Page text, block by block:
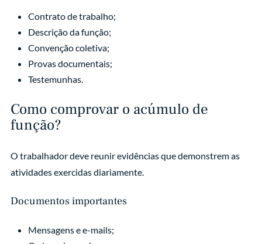
Contrato de trabalho;
Descrição da função;
Convenção coletiva;
Provas documentais;
Testemunhas.
Como comprovar o acúmulo de
função?
O trabalhador deve reunir evidências que demonstrem as
atividades exercidas diariamente.
Documentos importantes
Mensagens e e-mails;